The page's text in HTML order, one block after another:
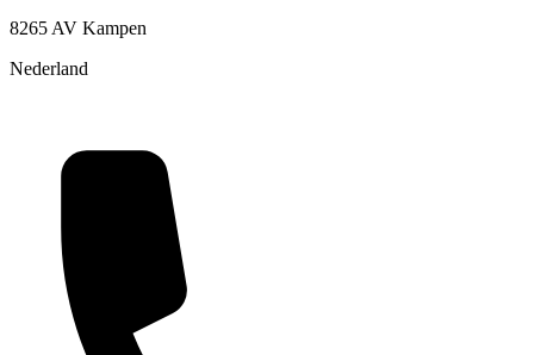
8265 AV Kampen
Nederland